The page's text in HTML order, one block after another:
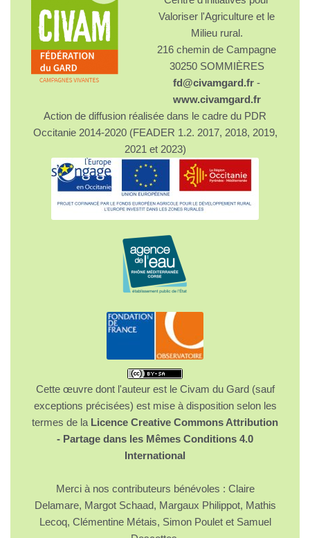
Valoriser l'Agriculture et le
Milieu rural.
216 chemin de Campagne
30250 SOMMIÈRES
fd@civamgard.fr -
www.civamgard.fr
Action de diffusion réalisée dans le cadre du PDR
Occitanie 2014-2020 (FEADER 1.2. 2017, 2018, 2019,
2021 et 2023)
Cette œuvre dont l'auteur est le Civam du Gard (sauf
exceptions précisées) est mise à disposition selon les
termes de la Licence Creative Commons Attribution
- Partage dans les Mêmes Conditions 4.0
International
Merci à nos contributeurs bénévoles : Claire
Delamare, Margot Schaad, Margaux Philippot, Mathis
Lecoq, Clémentine Métais, Simon Poulet et Samuel